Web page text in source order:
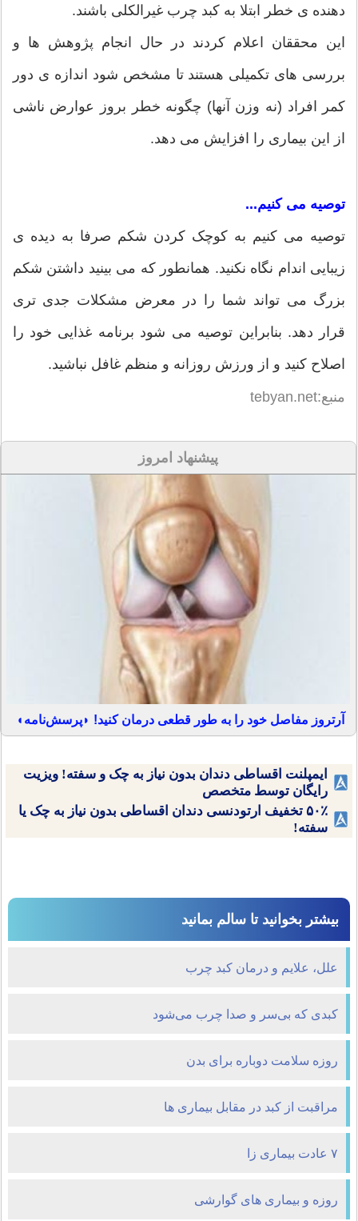
دهنده ی خطر ابتلا به کبد چرب غیرالکلی باشند.
این محققان اعلام کردند در حال انجام پژوهش ها و
بررسی های تکمیلی هستند تا مشخص شود اندازه ی دور
کمر افراد (نه وزن آنها) چگونه خطر بروز عوارض ناشی
از این بیماری را افزایش می دهد.
توصیه می کنیم...
توصیه می کنیم به کوچک کردن شکم صرفا به دیده ی
زیبایی اندام نگاه نکنید. همانطور که می بینید داشتن شکم
بزرگ می تواند شما را در معرض مشکلات جدی تری
قرار دهد. بنابراین توصیه می شود برنامه غذایی خود را
اصلاح کنید و از ورزش روزانه و منظم غافل نباشید.
منبع:tebyan.net
پیشنهاد امروز
آرتروز مفاصل خود را به طور قطعی درمان کنید! ◗پرسش‌نامه◖
ایمپلنت اقساطی دندان بدون نیاز به چک و سفته! ویزیت
رایگان توسط متخصص
۵۰٪ تخفیف ارتودنسی دندان اقساطی بدون نیاز به چک یا
سفته!
بیشتر بخوانید تا سالم بمانید
علل، علایم و درمان کبد چرب
کبدی که بی‌سر و صدا چرب می‌شود
روزه سلامت دوباره برای بدن
مراقبت از کبد در مقابل بیماری ها
۷ عادت بیماری زا
روزه و بیماری های گوارشی